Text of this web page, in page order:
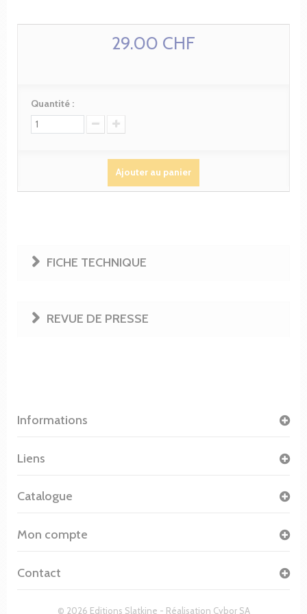
29.00 CHF
Quantité :
Ajouter au panier
FICHE TECHNIQUE
REVUE DE PRESSE
Informations
© 2026 Editions Slatkine - Réalisation Cybor SA
Liens
Catalogue
Mon compte
Contact